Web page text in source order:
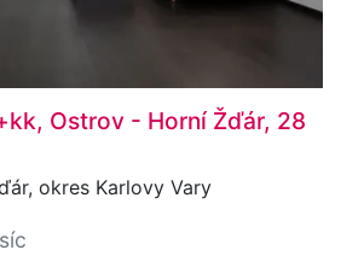
Ostrov - Horní Žďár, 28
okres Karlovy Vary